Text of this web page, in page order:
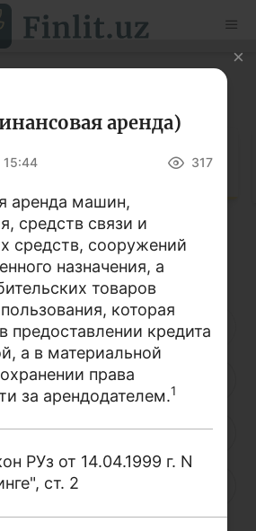
Рус
грамотности
услуги
Латиница
В Г Д Е Ё
Й К
Р С Т У
Ч
аренда)
15:44 317
аренда машин,
средств связи и
средств, сооружений
назначения, а
товаров
которая
предоставлении кредита
а в материальной
права
за арендодателем.1
РУз от 14.04.1999 г. N
ст. 2